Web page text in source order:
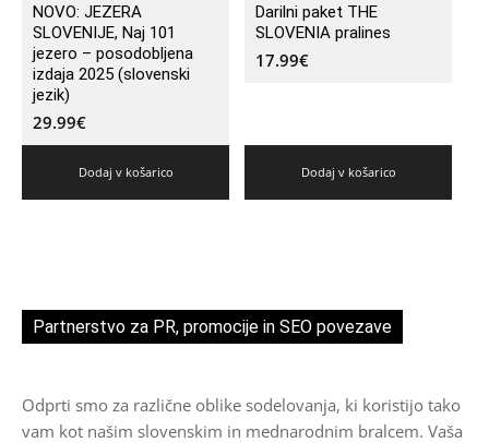
NOVO: JEZERA
SLOVENIJE, Naj 101
jezero – posodobljena
izdaja 2025 (slovenski
jezik)
29.99€
Dodaj v košarico
Darilni paket THE
SLOVENIA pralines
17.99€
Dodaj v košarico
Partnerstvo za PR, promocije in SEO povezave
Odprti smo za različne oblike sodelovanja, ki koristijo tako
vam kot našim slovenskim in mednarodnim bralcem. Vaša